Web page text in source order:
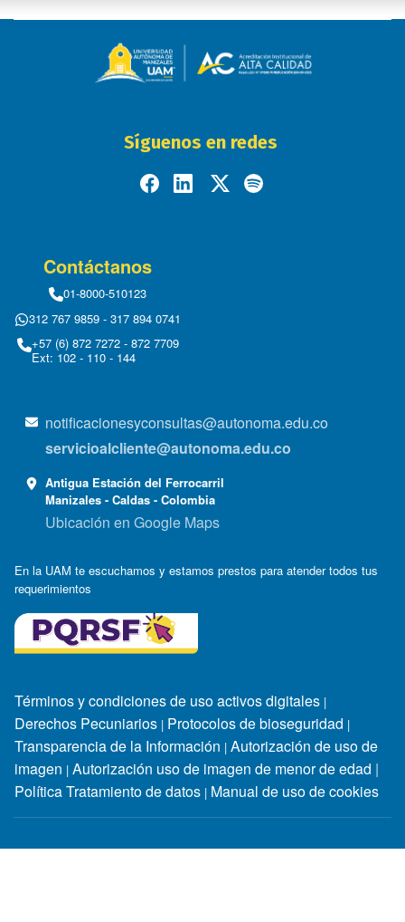
Síguenos en redes
Contáctanos
01-8000-510123
312 767 9859 - 317 894 0741
+57 (6) 872 7272 - 872 7709
Ext: 102 - 110 - 144
notificacionesyconsultas@autonoma.edu.co
servicioalcliente@autonoma.edu.co
Antigua Estación del Ferrocarril
Manizales - Caldas - Colombia
Ubicación en Google Maps
En la UAM te escuchamos y estamos prestos para atender todos tus
requerimientos
Términos y condiciones de uso activos digitales |
Derechos Pecuniarios | Protocolos de bioseguridad |
Transparencia de la Información | Autorización de uso de
imagen | Autorización uso de imagen de menor de edad |
Política Tratamiento de datos | Manual de uso de cookies
Horarios de atención:Lunes a jueves: 7:30 a.m. - 12:00 m. y